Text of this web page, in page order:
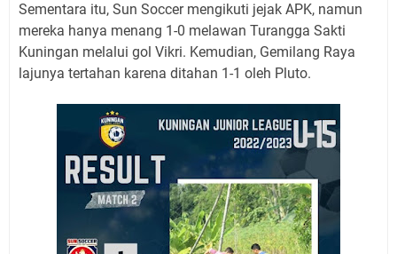
Sementara itu, Sun Soccer mengikuti jejak APK, namun
mereka hanya menang 1-0 melawan Turangga Sakti
Kuningan melalui gol Vikri. Kemudian, Gemilang Raya
lajunya tertahan karena ditahan 1-1 oleh Pluto.